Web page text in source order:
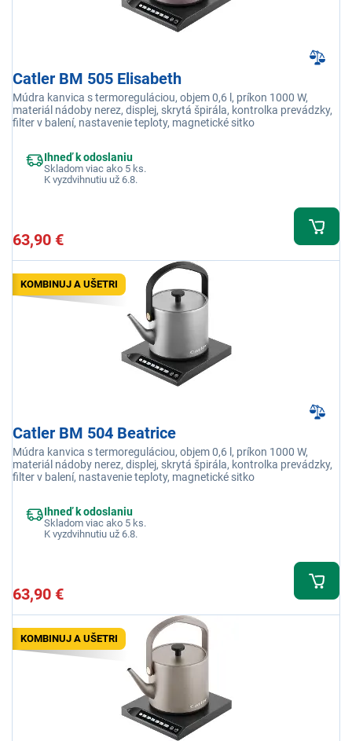
Catler BM 505 Elisabeth
Múdra kanvica s termoreguláciou, objem 0,6 l, príkon 1000 W,
materiál nádoby nerez, displej, skrytá špirála, kontrolka prevádzky,
filter v balení, nastavenie teploty, magnetické sitko
Ihneď k odoslaniu
Skladom viac ako 5 ks.
K vyzdvihnutiu už 6.8.
63,90 €
KOMBINUJ A UŠETRI
Catler BM 504 Beatrice
Múdra kanvica s termoreguláciou, objem 0,6 l, príkon 1000 W,
materiál nádoby nerez, displej, skrytá špirála, kontrolka prevádzky,
filter v balení, nastavenie teploty, magnetické sitko
Ihneď k odoslaniu
Skladom viac ako 5 ks.
K vyzdvihnutiu už 6.8.
63,90 €
KOMBINUJ A UŠETRI